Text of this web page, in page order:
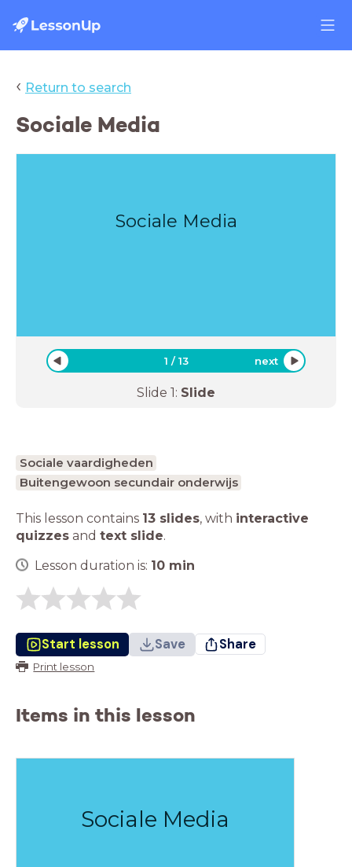
‹ Return to search
Sociale Media
Sociale Media
1 /13 next
Slide 1: Slide
Sociale vaardigheden
Buitengewoon secundair onderwijs
This lesson contains 13 slides, with interactive
quizzes and text slide.
Lesson duration is: 10 min
Start lesson Save Share
Print lesson
Items in this lesson
Sociale Media